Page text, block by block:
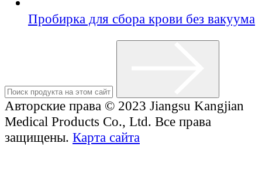
Пробирка для сбора крови без вакуума
Авторские права © 2023 Jiangsu Kangjian
Medical Products Co., Ltd. Все права
защищены. Карта сайта